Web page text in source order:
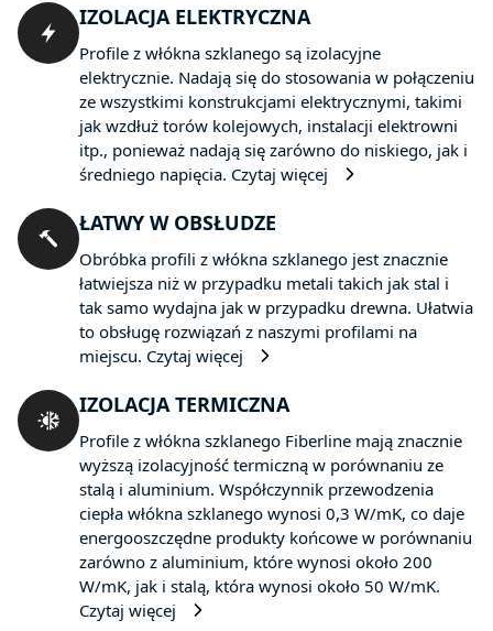
IZOLACJA ELEKTRYCZNA
Profile z włókna szklanego są izolacyjne
elektrycznie. Nadają się do stosowania w połączeniu
ze wszystkimi konstrukcjami elektrycznymi, takimi
jak wzdłuż torów kolejowych, instalacji elektrowni
itp., ponieważ nadają się zarówno do niskiego, jak i
średniego napięcia. Czytaj więcej
ŁATWY W OBSŁUDZE
Obróbka profili z włókna szklanego jest znacznie
łatwiejsza niż w przypadku metali takich jak stal i
tak samo wydajna jak w przypadku drewna. Ułatwia
to obsługę rozwiązań z naszymi profilami na
miejscu. Czytaj więcej
IZOLACJA TERMICZNA
Profile z włókna szklanego Fiberline mają znacznie
wyższą izolacyjność termiczną w porównaniu ze
stalą i aluminium. Współczynnik przewodzenia
ciepła włókna szklanego wynosi 0,3 W/mK, co daje
energooszczędne produkty końcowe w porównaniu
zarówno z aluminium, które wynosi około 200
W/mK, jak i stalą, która wynosi około 50 W/mK.
Czytaj więcej